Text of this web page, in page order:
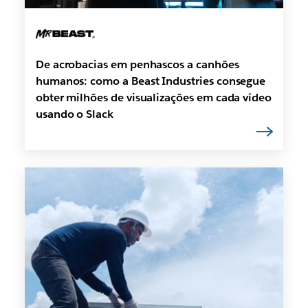
De acrobacias em penhascos a canhões
humanos: como a Beast Industries consegue
obter milhões de visualizações em cada vídeo
usando o Slack